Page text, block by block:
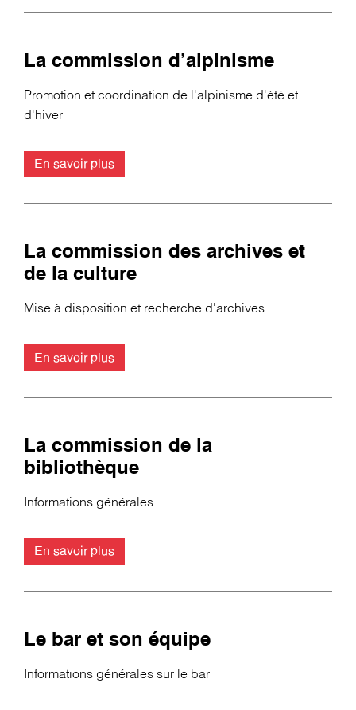
La commission d’alpinisme
Promotion et coordination de l'alpinisme d'été et
d'hiver
En savoir plus
La commission des archives et
de la culture
Mise à disposition et recherche d'archives
En savoir plus
La commission de la
bibliothèque
Informations générales
En savoir plus
Le bar et son équipe
Informations générales sur le bar